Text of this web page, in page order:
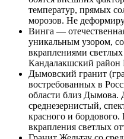
температур, прямых
морозов. Не
Винга —
уникальным узором,
вкраплениями
Кандалакшский район
Дымовский гранит
востребованных в
области близ Дымова.
среднезернистый,
красного и бордового.
вкрапления светлых